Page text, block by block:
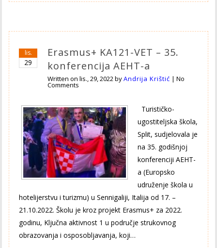
lis.
29
Erasmus+ KA121-VET – 35.
konferencija AEHT-a
Written onlis., 29, 2022byAndrija Krištić |No
Comments
Turističko-
ugostiteljska škola,
Split, sudjelovala je
na 35. godišnjoj
konferenciji AEHT-
a (Europsko
udruženje škola u
hotelijerstvu i turizmu) u Sennigaliji, Italija od 17. –
21.10.2022. Školu je kroz projekt Erasmus+ za 2022.
godinu, Ključna aktivnost 1 u područje strukovnog
obrazovanja i osposobljavanja, koji…